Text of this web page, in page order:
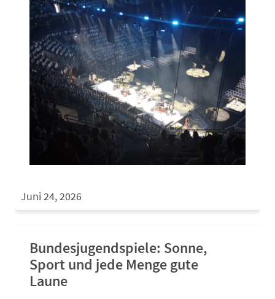
Juni 24, 2026
Bundesjugendspiele: Sonne,
Sport und jede Menge gute
Laune